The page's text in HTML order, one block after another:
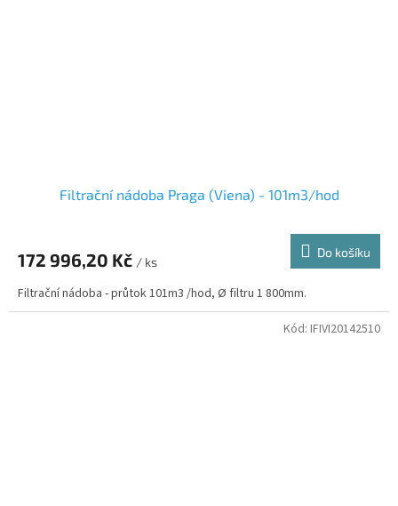
Filtrační nádoba Praga (Viena) - 101m3/hod
172 996,20 Kč / ks
Do košíku
Filtrační nádoba - průtok 101m3 /hod, Ø filtru 1 800mm.
Kód: IFIVI20142510